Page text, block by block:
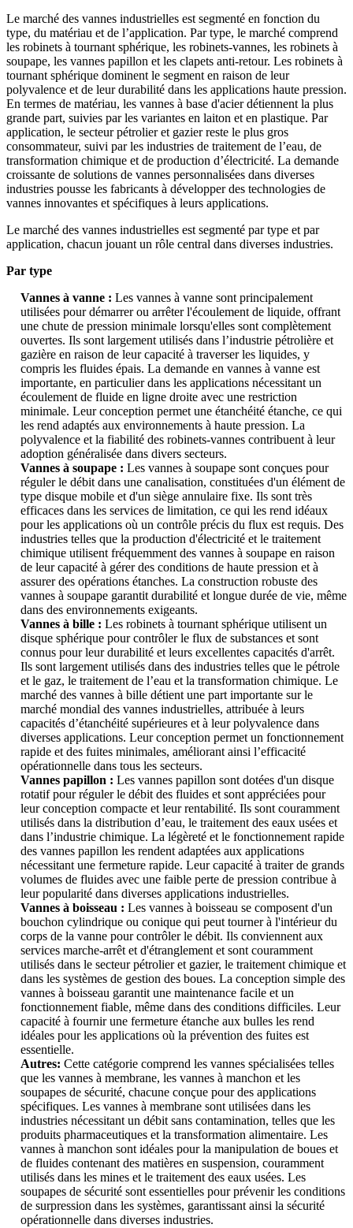
Le marché des vannes industrielles est segmenté en fonction du
type, du matériau et de l’application. Par type, le marché comprend
les robinets à tournant sphérique, les robinets-vannes, les robinets à
soupape, les vannes papillon et les clapets anti-retour. Les robinets à
tournant sphérique dominent le segment en raison de leur
polyvalence et de leur durabilité dans les applications haute pression.
En termes de matériau, les vannes à base d'acier détiennent la plus
grande part, suivies par les variantes en laiton et en plastique. Par
application, le secteur pétrolier et gazier reste le plus gros
consommateur, suivi par les industries de traitement de l’eau, de
transformation chimique et de production d’électricité. La demande
croissante de solutions de vannes personnalisées dans diverses
industries pousse les fabricants à développer des technologies de
vannes innovantes et spécifiques à leurs applications.
Le marché des vannes industrielles est segmenté par type et par
application, chacun jouant un rôle central dans diverses industries.
Par type
Vannes à vanne : Les vannes à vanne sont principalement
utilisées pour démarrer ou arrêter l'écoulement de liquide, offrant
une chute de pression minimale lorsqu'elles sont complètement
ouvertes. Ils sont largement utilisés dans l’industrie pétrolière et
gazière en raison de leur capacité à traverser les liquides, y
compris les fluides épais. La demande en vannes à vanne est
importante, en particulier dans les applications nécessitant un
écoulement de fluide en ligne droite avec une restriction
minimale. Leur conception permet une étanchéité étanche, ce qui
les rend adaptés aux environnements à haute pression. La
polyvalence et la fiabilité des robinets-vannes contribuent à leur
adoption généralisée dans divers secteurs.
Vannes à soupape : Les vannes à soupape sont conçues pour
réguler le débit dans une canalisation, constituées d'un élément de
type disque mobile et d'un siège annulaire fixe. Ils sont très
efficaces dans les services de limitation, ce qui les rend idéaux
pour les applications où un contrôle précis du flux est requis. Des
industries telles que la production d'électricité et le traitement
chimique utilisent fréquemment des vannes à soupape en raison
de leur capacité à gérer des conditions de haute pression et à
assurer des opérations étanches. La construction robuste des
vannes à soupape garantit durabilité et longue durée de vie, même
dans des environnements exigeants.
Vannes à bille : Les robinets à tournant sphérique utilisent un
disque sphérique pour contrôler le flux de substances et sont
connus pour leur durabilité et leurs excellentes capacités d'arrêt.
Ils sont largement utilisés dans des industries telles que le pétrole
et le gaz, le traitement de l’eau et la transformation chimique. Le
marché des vannes à bille détient une part importante sur le
marché mondial des vannes industrielles, attribuée à leurs
capacités d’étanchéité supérieures et à leur polyvalence dans
diverses applications. Leur conception permet un fonctionnement
rapide et des fuites minimales, améliorant ainsi l’efficacité
opérationnelle dans tous les secteurs.
Vannes papillon : Les vannes papillon sont dotées d'un disque
rotatif pour réguler le débit des fluides et sont appréciées pour
leur conception compacte et leur rentabilité. Ils sont couramment
utilisés dans la distribution d’eau, le traitement des eaux usées et
dans l’industrie chimique. La légèreté et le fonctionnement rapide
des vannes papillon les rendent adaptées aux applications
nécessitant une fermeture rapide. Leur capacité à traiter de grands
volumes de fluides avec une faible perte de pression contribue à
leur popularité dans diverses applications industrielles.
Vannes à boisseau : Les vannes à boisseau se composent d'un
bouchon cylindrique ou conique qui peut tourner à l'intérieur du
corps de la vanne pour contrôler le débit. Ils conviennent aux
services marche-arrêt et d'étranglement et sont couramment
utilisés dans le secteur pétrolier et gazier, le traitement chimique et
dans les systèmes de gestion des boues. La conception simple des
vannes à boisseau garantit une maintenance facile et un
fonctionnement fiable, même dans des conditions difficiles. Leur
capacité à fournir une fermeture étanche aux bulles les rend
idéales pour les applications où la prévention des fuites est
essentielle.
Autres: Cette catégorie comprend les vannes spécialisées telles
que les vannes à membrane, les vannes à manchon et les
soupapes de sécurité, chacune conçue pour des applications
spécifiques. Les vannes à membrane sont utilisées dans les
industries nécessitant un débit sans contamination, telles que les
produits pharmaceutiques et la transformation alimentaire. Les
vannes à manchon sont idéales pour la manipulation de boues et
de fluides contenant des matières en suspension, couramment
utilisés dans les mines et le traitement des eaux usées. Les
soupapes de sécurité sont essentielles pour prévenir les conditions
de surpression dans les systèmes, garantissant ainsi la sécurité
opérationnelle dans diverses industries.